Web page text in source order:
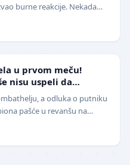
burne reakcije. Nekada
u prvom meču!
nisu uspeli da
a odluka o putniku
pašće u revanšu na